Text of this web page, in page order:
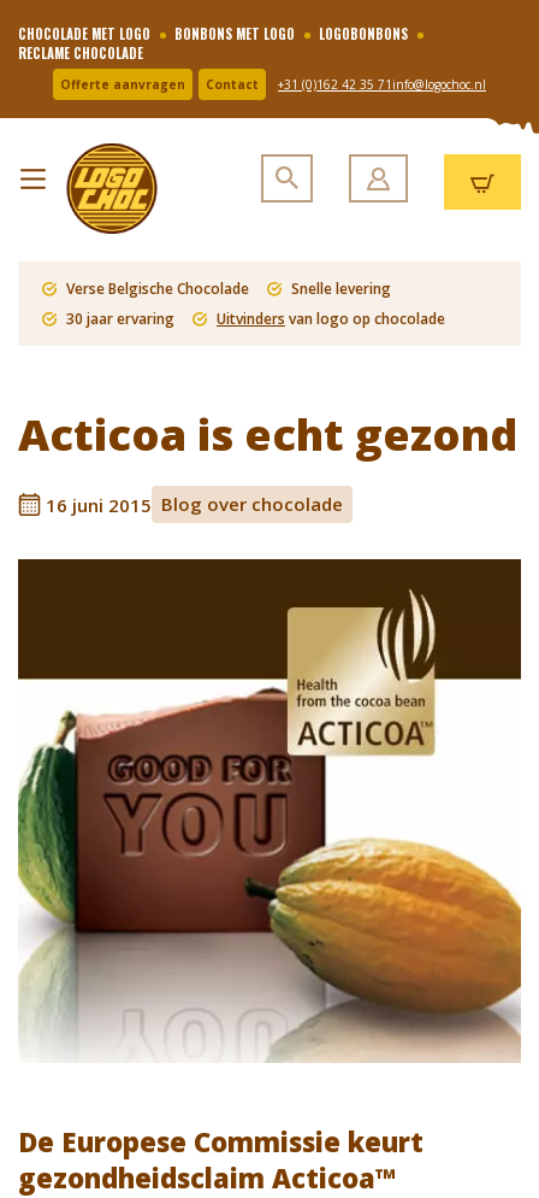
CHOCOLADE MET LOGO BONBONS MET LOGO
LOGOBONBONS
RECLAME CHOCOLADE
Offerte aanvragen Contact +31 (0)162 42 35 71 info@logochoc.nl
Verse Belgische Chocolade
Snelle levering
30 jaar ervaring
Uitvinders van logo op chocolade
Acticoa is echt gezond
16 juni 2015 Blog over chocolade
De Europese Commissie keurt
gezondheidsclaim Acticoa™